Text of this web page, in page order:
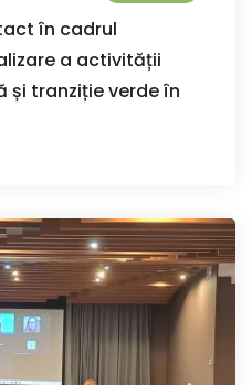
în cadrul
a activității
și tranziție verde în